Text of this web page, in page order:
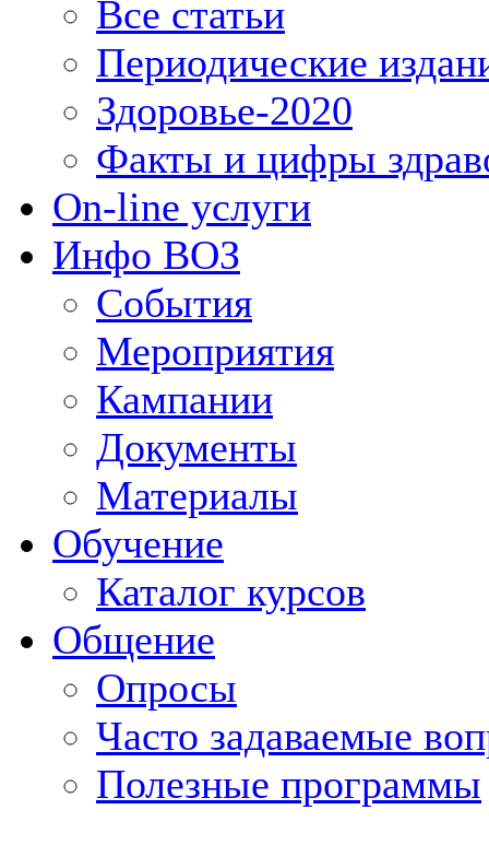
Все статьи
Периодические
Здоровье-2020
Факты и цифры
On-line услуги
Инфо ВОЗ
События
Мероприятия
Кампании
Документы
Материалы
Обучение
Каталог курсов
Общение
Опросы
Часто задаваемые
Полезные программы